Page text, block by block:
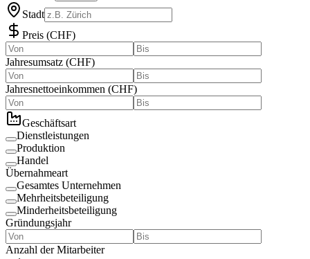
Stadt
Preis (CHF)
Jahresumsatz (CHF)
Jahresnettoeinkommen (CHF)
Geschäftsart
Dienstleistungen
Produktion
Handel
Übernahmeart
Gesamtes Unternehmen
Mehrheitsbeteiligung
Minderheitsbeteiligung
Gründungsjahr
Anzahl der Mitarbeiter